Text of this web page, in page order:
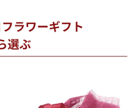
ラワーギフト
選ぶ